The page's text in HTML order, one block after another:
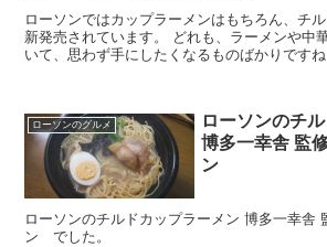
ローソンではカップラーメンはもちろん、チ
新発売されています。 どれも、ラーメンや中
いて、思わず手にしたくなるものばかりです
ローソンのグルメ
ローソンのチ
博多一幸舎 監
ン
ローソンのチルドカップラーメン 博多一幸舎
ン でした。